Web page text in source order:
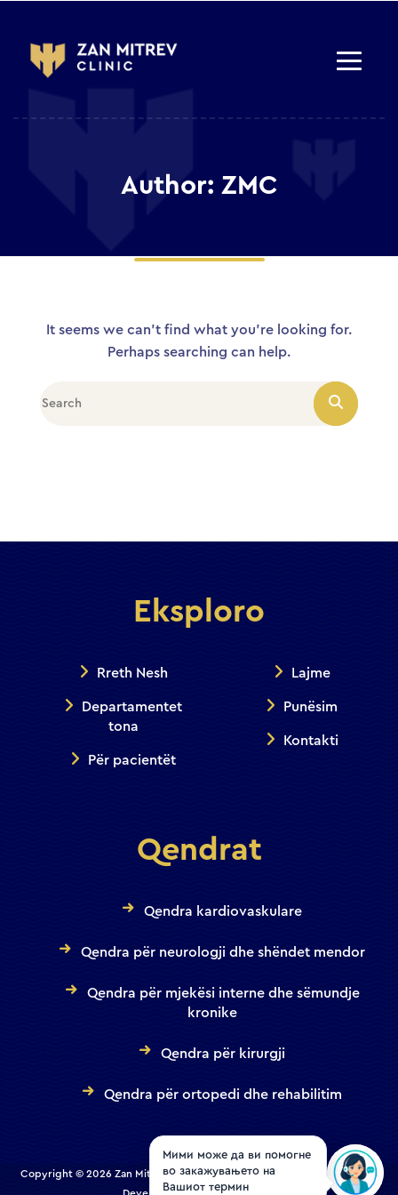
Author: ZMC
It seems we can’t find what you’re looking for.
Perhaps searching can help.
Eksploro
Rreth Nesh
Departamentet
tona
Për pacientët
Lajme
Punësim
Kontakti
Qendrat
Qendra kardiovaskulare
Qendra për neurologji dhe shëndet mendor
Qendra për mjekësi interne dhe sëmundje
kronike
Qendra për kirurgji
Qendra për ortopedi dhe rehabilitim
Copyright © 2026 Zan Mitrev Clinic | All Rights Reserved. Designed and
Мими може да ви помогне
во закажувањето на
Вашиот термин